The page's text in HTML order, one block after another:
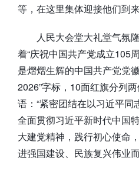
等，在这里集体迎接他们到来
人民大会堂大礼堂气氛
着“庆祝中国共产党成立105
是熠熠生辉的中国共产党党
2026”字标，10面红旗分列
语：“紧密团结在以习近平同
全面贯彻习近平新时代中国
大建党精神，践行初心使命
进强国建设、民族复兴伟业